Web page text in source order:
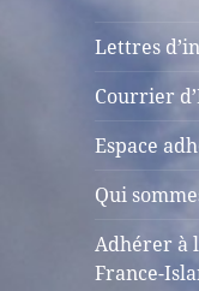
Lettres
Courrier
Espace
Qui
Adhérer à
France-